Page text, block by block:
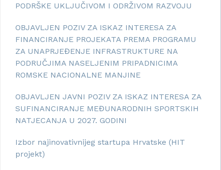
PODRŠKE UKLJUČIVOM I ODRŽIVOM RAZVOJU
OBJAVLJEN POZIV ZA ISKAZ INTERESA ZA
FINANCIRANJE PROJEKATA PREMA PROGRAMU
ZA UNAPRJEĐENJE INFRASTRUKTURE NA
PODRUČJIMA NASELJENIM PRIPADNICIMA
ROMSKE NACIONALNE MANJINE
OBJAVLJEN JAVNI POZIV ZA ISKAZ INTERESA ZA
SUFINANCIRANJE MEĐUNARODNIH SPORTSKIH
NATJECANJA U 2027. GODINI
Izbor najinovativnijeg startupa Hrvatske (HIT
projekt)